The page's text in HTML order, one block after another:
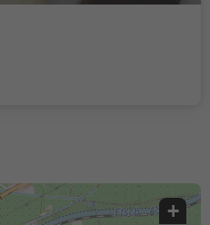
+